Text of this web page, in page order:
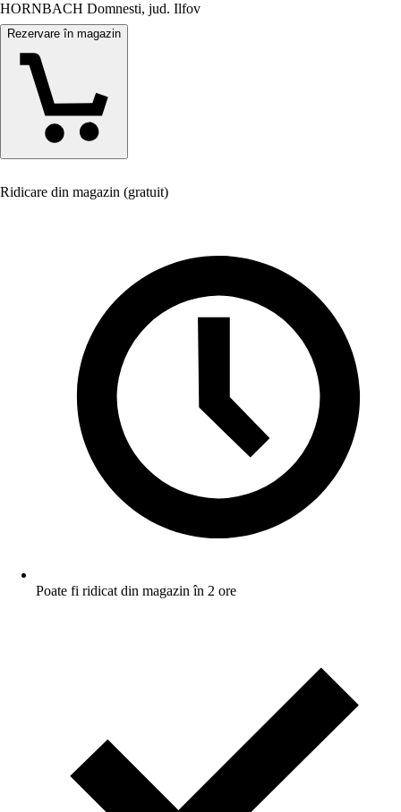
HORNBACH Domnesti, jud. Ilfov
Rezervare în magazin
Ridicare din magazin (gratuit)
Poate fi ridicat din magazin în 2 ore